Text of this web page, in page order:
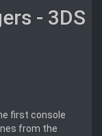
- 3DS
first console
from the